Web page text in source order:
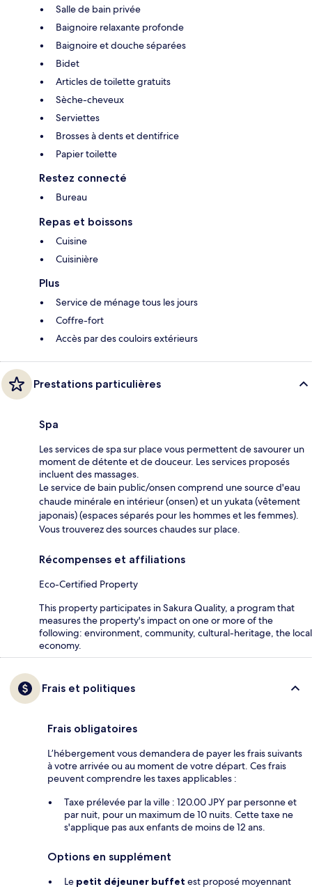
Salle de bain privée
Baignoire relaxante profonde
Baignoire et douche séparées
Bidet
Articles de toilette gratuits
Sèche-cheveux
Serviettes
Brosses à dents et dentifrice
Papier toilette
Restez connecté
Bureau
Repas et boissons
Cuisine
Cuisinière
Plus
Service de ménage tous les jours
Coffre-fort
Accès par des couloirs extérieurs
Prestations particulières
Spa
Les services de spa sur place vous permettent de savourer un
moment de détente et de douceur. Les services proposés
incluent des massages.
Le service de bain public/onsen comprend une source d'eau
chaude minérale en intérieur (onsen) et un yukata (vêtement
japonais) (espaces séparés pour les hommes et les femmes).
Vous trouverez des sources chaudes sur place.
Récompenses et affiliations
Eco-Certified Property
This property participates in Sakura Quality, a program that
measures the property's impact on one or more of the
following: environment, community, cultural-heritage, the local
economy.
Frais et politiques
Frais obligatoires
L’hébergement vous demandera de payer les frais suivants
à votre arrivée ou au moment de votre départ. Ces frais
peuvent comprendre les taxes applicables :
Taxe prélevée par la ville : 120.00 JPY par personne et
par nuit, pour un maximum de 10 nuits. Cette taxe ne
s'applique pas aux enfants de moins de 12 ans.
Options en supplément
Le petit déjeuner buffet est proposé moyennant